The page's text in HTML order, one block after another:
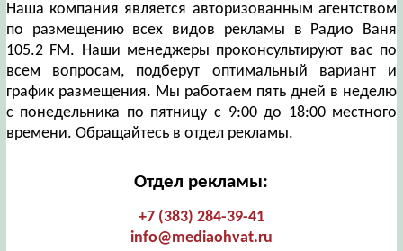
Наша компания является авторизованным агентством
по размещению всех видов рекламы в Радио Ваня
105.2 FM. Наши менеджеры проконсультируют вас по
всем вопросам, подберут оптимальный вариант и
график размещения. Мы работаем пять дней в неделю
с понедельника по пятницу с 9:00 до 18:00 местного
времени. Обращайтесь в отдел рекламы.
Отдел рекламы:
+7 (383) 284-39-41
info@mediaohvat.ru